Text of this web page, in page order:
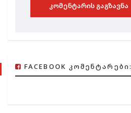
ᲙᲝᲛᲔᲜᲢᲐᲠᲘᲡ ᲒᲐᲒᲖᲐᲕᲜᲐ
FACEBOOK ᲙᲝᲛᲔᲜᲢᲐᲠᲔᲑᲘ: